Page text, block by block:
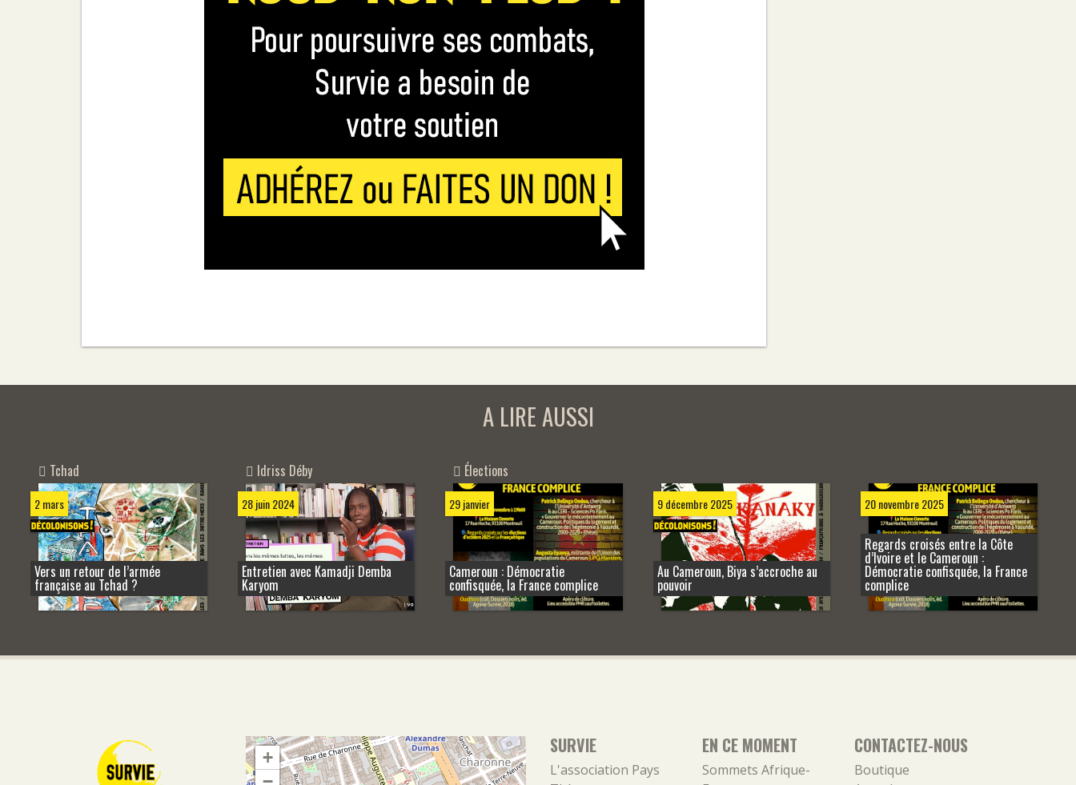
A LIRE AUSSI
Tchad
2 mars
Vers un retour de l’armée
française au Tchad ?
Idriss Déby
28 juin 2024
Entretien avec Kamadji Demba
Karyom
Élections
29 janvier
Cameroun : Démocratie
confisquée, la France complice
9 décembre 2025
Au Cameroun, Biya s’accroche au
pouvoir
20 novembre 2025
Regards croisés entre la Côte
d’Ivoire et le Cameroun :
Démocratie confisquée, la France
complice
+
SURVIE
L'association Pays
EN CE MOMENT
Sommets Afrique-
CONTACTEZ-NOUS
Boutique